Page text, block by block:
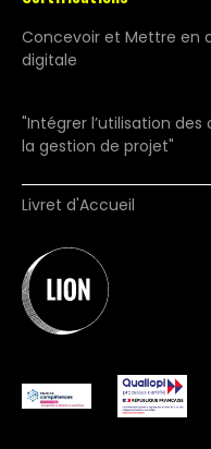
Concevoir et Mettre en
digitale
"Intégrer l’utilisation des
la gestion de projet"
Livret d'Accueil